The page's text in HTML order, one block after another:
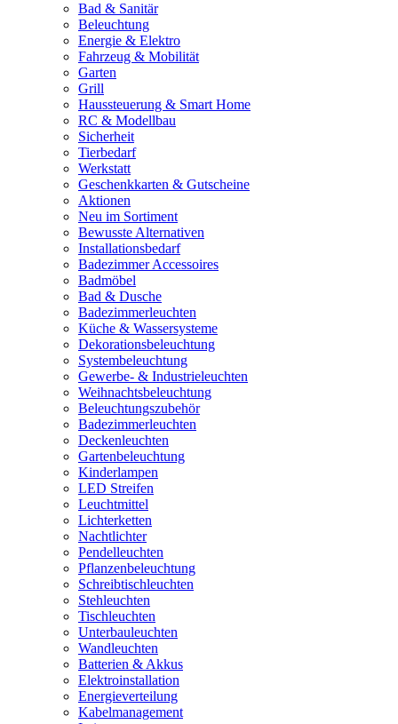
Bad & Sanitär
Beleuchtung
Energie & Elektro
Fahrzeug & Mobilität
Garten
Grill
Haussteuerung & Smart Home
RC & Modellbau
Sicherheit
Tierbedarf
Werkstatt
Geschenkkarten & Gutscheine
Aktionen
Neu im Sortiment
Bewusste Alternativen
Installationsbedarf
Badezimmer Accessoires
Badmöbel
Bad & Dusche
Badezimmerleuchten
Küche & Wassersysteme
Dekorationsbeleuchtung
Systembeleuchtung
Gewerbe- & Industrieleuchten
Weihnachtsbeleuchtung
Beleuchtungszubehör
Badezimmerleuchten
Deckenleuchten
Gartenbeleuchtung
Kinderlampen
LED Streifen
Leuchtmittel
Lichterketten
Nachtlichter
Pendelleuchten
Pflanzenbeleuchtung
Schreibtischleuchten
Stehleuchten
Tischleuchten
Unterbauleuchten
Wandleuchten
Batterien & Akkus
Elektroinstallation
Energieverteilung
Kabelmanagement